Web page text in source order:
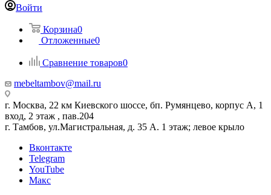
Войти
Корзина0
Отложенные0
Сравнение товаров0
mebeltambov@mail.ru
г. Москва, 22 км Киевского шоссе, бп. Румянцево, корпус А, 1
вход, 2 этаж , пав.204
г. Тамбов, ул.Магистральная, д. 35 А. 1 этаж; левое крыло
Вконтакте
Telegram
YouTube
Макс